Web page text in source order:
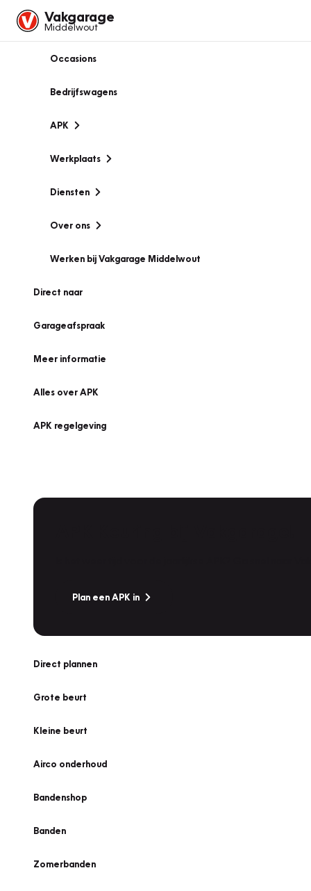
Vakgarage
Middelwout
Occasions
Bedrijfswagens
APK
Werkplaats
Diensten
Over ons
Werken bij Vakgarage Middelwout
Direct naar
Garageafspraak
Meer informatie
Alles over APK
APK regelgeving
Plan een APK in
Direct plannen
Grote beurt
Kleine beurt
Airco onderhoud
Bandenshop
Banden
Zomerbanden